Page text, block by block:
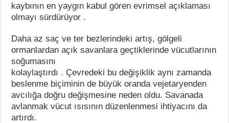
kaybının en yaygın kabul gören evrimsel açıklaması
olmayı sürdürüyor .
Daha az saç ve ter bezlerindeki artış, gölgeli
ormanlardan açık savanlara geçtiklerinde vücutlarının
soğumasını
kolaylaştırdı . Çevredeki bu değişiklik aynı zamanda
beslenme biçiminin de büyük oranda vejetaryenden
avcılığa doğru değişmesine neden oldu. Savanada
avlanmak vücut ısısının düzenlenmesi ihtiyacını da
artırdı.